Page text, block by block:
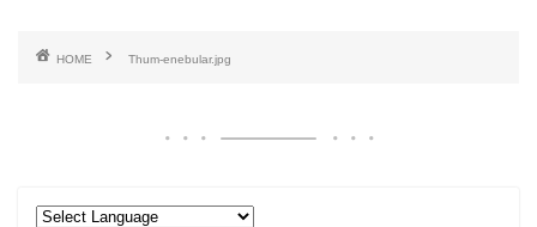
HOME Thum-enebular.jpg